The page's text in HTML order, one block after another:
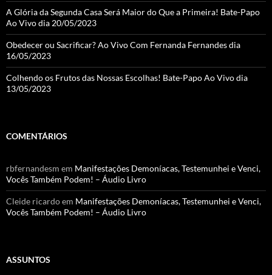
A Glória da Segunda Casa Será Maior do Que a Primeira! Bate-Papo
Ao Vivo dia 20/05/2023
Obedecer ou Sacrificar? Ao Vivo Com Fernanda Fernandes dia
16/05/2023
Colhendo os Frutos das Nossas Escolhas! Bate-Papo Ao Vivo dia
13/05/2023
COMENTÁRIOS
rbfernandesm em Manifestações Demoníacas, Testemunhei e Venci,
Vocês Também Podem! – Áudio Livro
Cleide ricardoem Manifestações Demoníacas, Testemunhei e Venci,
Vocês Também Podem! – Áudio Livro
ASSUNTOS